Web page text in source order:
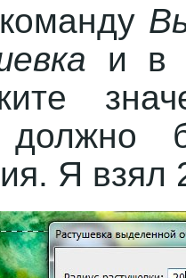
и в
должно
Я взял